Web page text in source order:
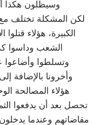
وسيظلون هكذا
لكن المشكلة تختلف
الكبيرة، هؤلاء قتلوا
الشعب وداسوا
وتسلطوا وأضاعوا
وأخرونا بالإضافة
هؤلاء المصالحة
تحصل بعد أن يدفعوا
مقاضاتهم وعندما